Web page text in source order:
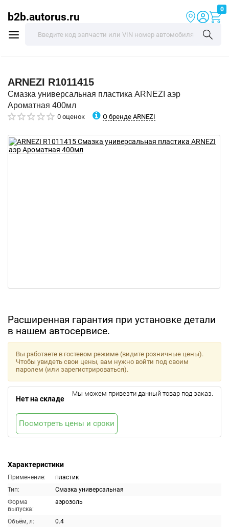
b2b.autorus.ru
0
ARNEZI R1011415
Смазка универсальная пластика ARNEZI аэр
Ароматная 400мл
0 оценок О бренде ARNEZI
Расширенная гарантия при установке детали
в нашем автосервисе.
Характеристики
Применение:
пластик
Тип:
Смазка универсальная
Форма
выпуска:
аэрозоль
Объём, л:
0.4
Вы работаете в гостевом режиме (видите розничные цены).
Чтобы увидеть свои цены, вам нужно войти под своим
паролем (или зарегистрироваться).
Нет на складе
Мы можем привезти данный товар под заказ.
Посмотреть цены и сроки